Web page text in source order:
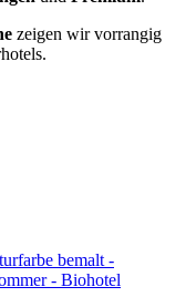
zeigen wir vorrangig